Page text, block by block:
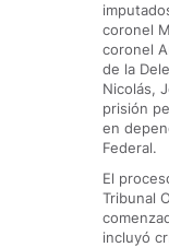
coronel
coronel
de la
Nicolás,
prisión
en
Federal.
El
Tribunal
incluyó